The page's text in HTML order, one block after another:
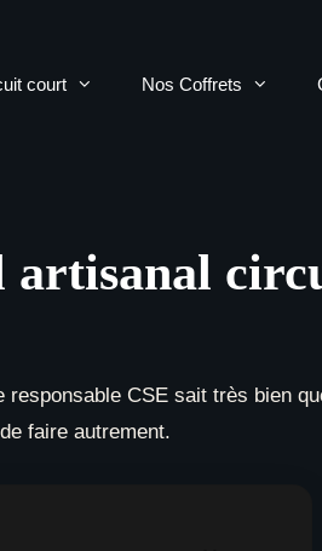
court Nos Coffrets
artisanal
CSE sait très bien
faire autrement.